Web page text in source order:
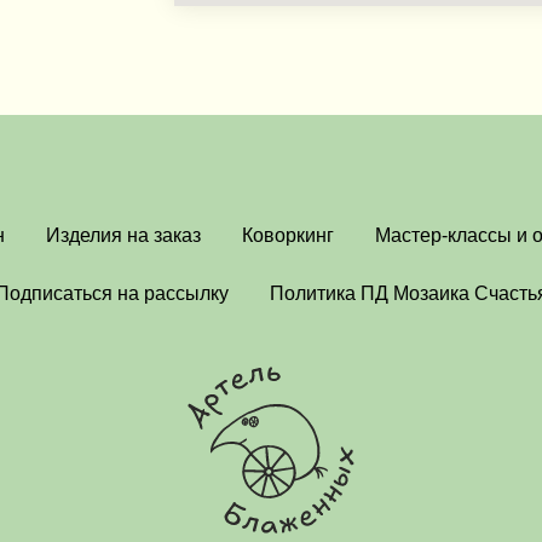
Изделия на заказ Коворкинг Мастер-классы и
на рассылку Политика ПД Мозаика